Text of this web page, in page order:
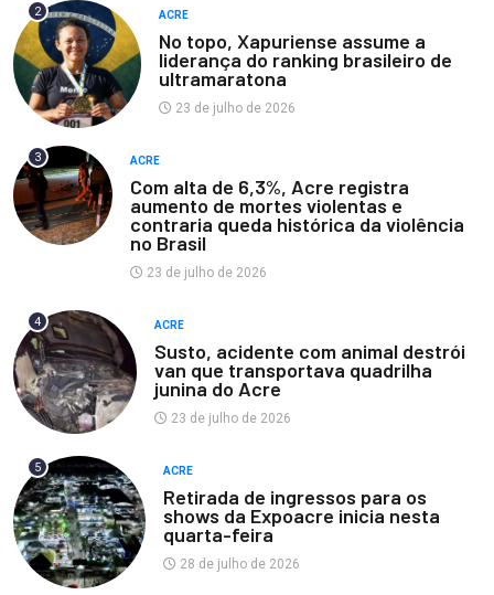
2 ACRE
No topo, Xapuriense assume a
liderança do ranking brasileiro de
ultramaratona
23 de julho de 2026
3 ACRE
Com alta de 6,3%, Acre registra
aumento de mortes violentas e
contraria queda histórica da violência
no Brasil
23 de julho de 2026
4 ACRE
Susto, acidente com animal destrói
van que transportava quadrilha
junina do Acre
23 de julho de 2026
5 ACRE
Retirada de ingressos para os
shows da Expoacre inicia nesta
quarta-feira
28 de julho de 2026